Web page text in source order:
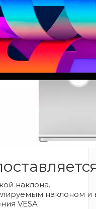
наклона.
наклоном и
VESA.